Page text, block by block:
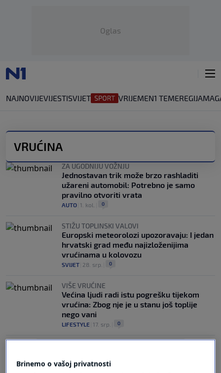
Oglas
NAJNOVIJEVIJESTISVIJET VRIJEMEN1 TEMEREGIJA
VRUĆINA
ZA UGODNIJU VOŽNJU
Jednostavan trik može brzo rashladiti
užareni automobil: Potrebno je samo
pravilno otvoriti vrata
AUTO 1. kol. 0
STIŽU TOPLINSKI VALOVI
Europski meteorolozi upozoravaju: I jedan
hrvatski grad među najizloženijima
vrućinama u kolovozu
SVIJET 28. srp. 0
VIŠE VRUĆINE
Većina ljudi radi istu pogrešku tijekom
vrućina: Zbog nje je u stanu još toplije
nego vani
LIFESTYLE 17. srp. 0
Brinemo o vašoj privatnosti